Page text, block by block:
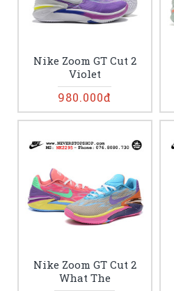
Nike Zoom GT Cut 2
Violet
980.000đ
Nike Zoom GT Cut 2
What The